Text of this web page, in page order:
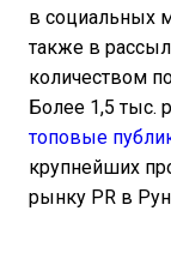
в социальных
также в
количеством
Более 1,5 тыс.
топовые
крупнейших
рынку PR в